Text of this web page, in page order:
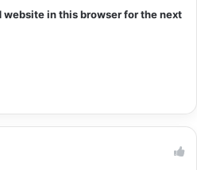
website in this browser for the next